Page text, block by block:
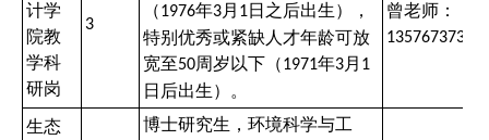
计学
院教
学科
研岗
3
（1976年3月 1日之后出生），
特别优秀或紧缺人才年龄可放
宽至50周岁以下（1971年3月 1
日后出生）。
曾老师：
13576737399
生态
博士研究生，环境科学与工